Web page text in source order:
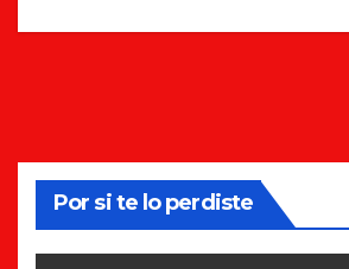
Por si te lo perdiste